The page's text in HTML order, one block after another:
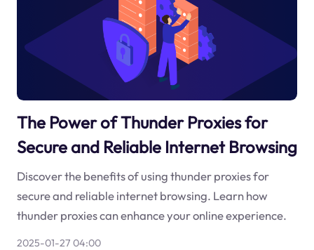
The Power of Thunder Proxies for
Secure and Reliable Internet Browsing
Discover the benefits of using thunder proxies for
secure and reliable internet browsing. Learn how
thunder proxies can enhance your online experience.
2025-01-27 04:00